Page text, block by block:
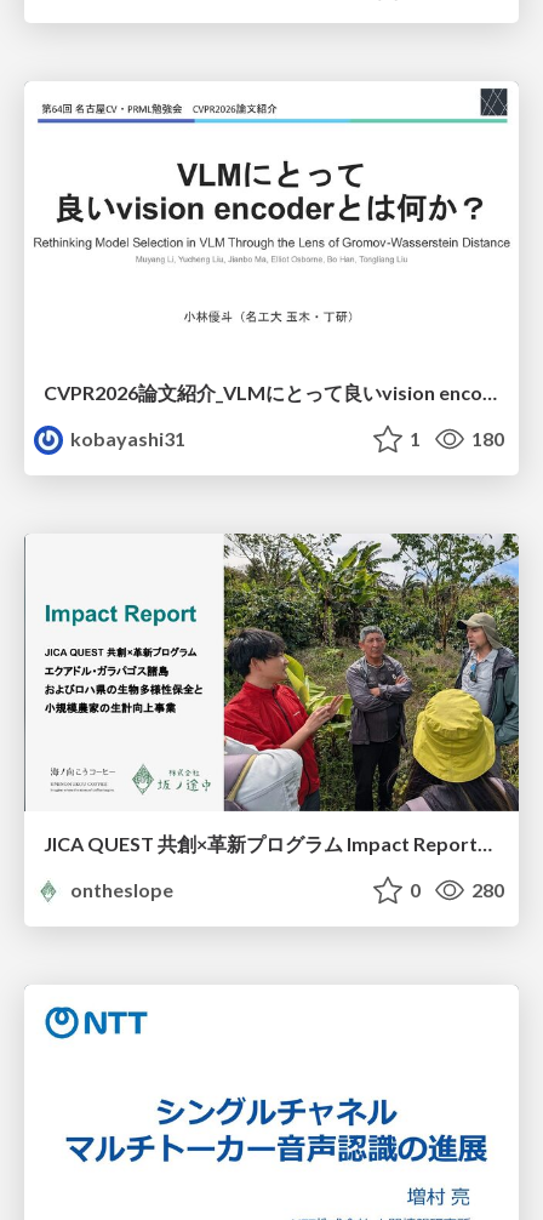
kobayashi31
1 180
JICA QUEST 共創×革新プログラム Impact Report（海ノ向こうコーヒー）
ontheslope
0 280